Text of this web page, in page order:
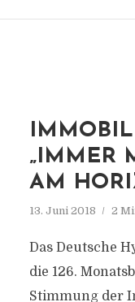
„IMMER
AM
13. Juni 2018 2
Das Deutsche
die 126.
Stimmung der